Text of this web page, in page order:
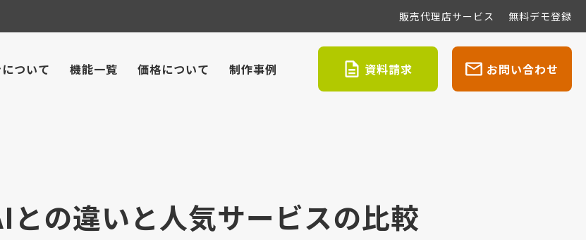
販売代理店サービス 無料デモ登録
ついて 機能一覧 価格について 制作事例 資料請求 お問い合わせ
の違いと人気サービスの比較